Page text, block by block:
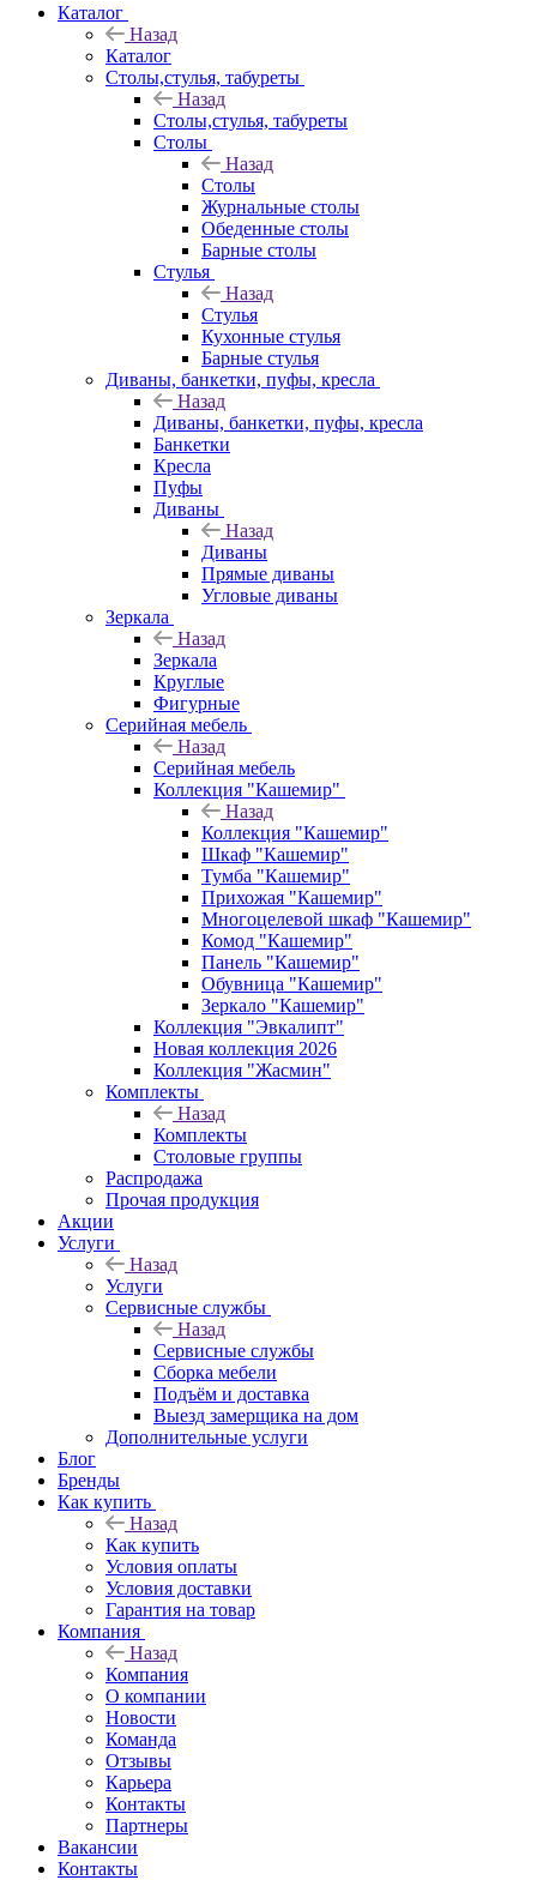
Каталог
Назад
Каталог
Столы,стулья, табуреты
Назад
Столы,стулья, табуреты
Столы
Назад
Столы
Журнальные столы
Обеденные столы
Барные столы
Стулья
Назад
Стулья
Кухонные стулья
Барные стулья
Диваны, банкетки, пуфы, кресла
Назад
Диваны, банкетки, пуфы, кресла
Банкетки
Кресла
Пуфы
Диваны
Назад
Диваны
Прямые диваны
Угловые диваны
Зеркала
Назад
Зеркала
Круглые
Фигурные
Серийная мебель
Назад
Серийная мебель
Коллекция "Кашемир"
Назад
Коллекция "Кашемир"
Шкаф "Кашемир"
Тумба "Кашемир"
Прихожая "Кашемир"
Многоцелевой шкаф "Кашемир"
Комод "Кашемир"
Панель "Кашемир"
Обувница "Кашемир"
Зеркало "Кашемир"
Коллекция "Эвкалипт"
Новая коллекция 2026
Коллекция "Жасмин"
Комплекты
Назад
Комплекты
Столовые группы
Распродажа
Прочая продукция
Акции
Услуги
Назад
Услуги
Сервисные службы
Назад
Сервисные службы
Сборка мебели
Подъём и доставка
Выезд замерщика на дом
Дополнительные услуги
Блог
Бренды
Как купить
Назад
Как купить
Условия оплаты
Условия доставки
Гарантия на товар
Компания
Назад
Компания
О компании
Новости
Команда
Отзывы
Карьера
Контакты
Партнеры
Вакансии
Контакты